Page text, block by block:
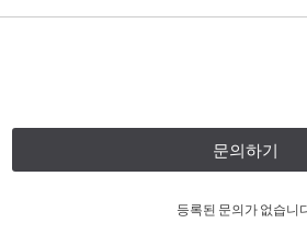
문의하기
등록된 문의가 없습니